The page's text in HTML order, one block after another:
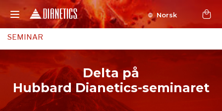
Norsk
SEMINAR
Delta på
Hubbard Dianetics-seminaret